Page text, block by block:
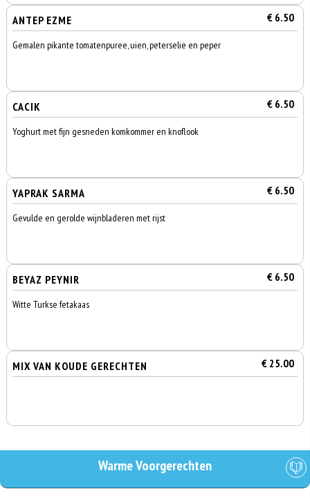
ANTEP EZME € 6.50
Gemalen pikante tomatenpuree, uien, peterselie en peper
CACIK € 6.50
Yoghurt met fijn gesneden komkommer en knoflook
YAPRAK SARMA € 6.50
Gevulde en gerolde wijnbladeren met rijst
BEYAZ PEYNIR € 6.50
Witte Turkse fetakaas
MIX VAN KOUDE GERECHTEN € 25.00
Warme Voorgerechten